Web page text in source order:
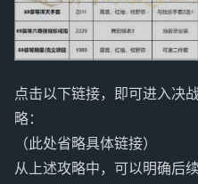
点击以下链接，即可进入决
略：
（此处省略具体链接）
从上述攻略中，可以明确后